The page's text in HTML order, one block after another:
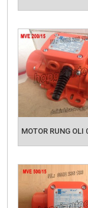
- Công suất :
- Tốc độ: 4P
tốc độ
Các ứng
cơ rung:
- Ứng dụng
- Trong